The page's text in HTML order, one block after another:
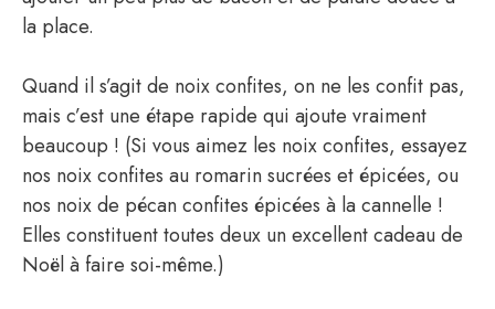
la place.
Quand il s’agit de noix confites, on ne les confit pas,
mais c’est une étape rapide qui ajoute vraiment
beaucoup ! (Si vous aimez les noix confites, essayez
nos noix confites au romarin sucrées et épicées, ou
nos noix de pécan confites épicées à la cannelle !
Elles constituent toutes deux un excellent cadeau de
Noël à faire soi-même.)